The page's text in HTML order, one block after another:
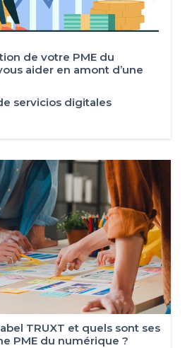
de votre PME du
aider en amont d’une
servicios digitales
TRUXT et quels sont ses
PME du numérique ?